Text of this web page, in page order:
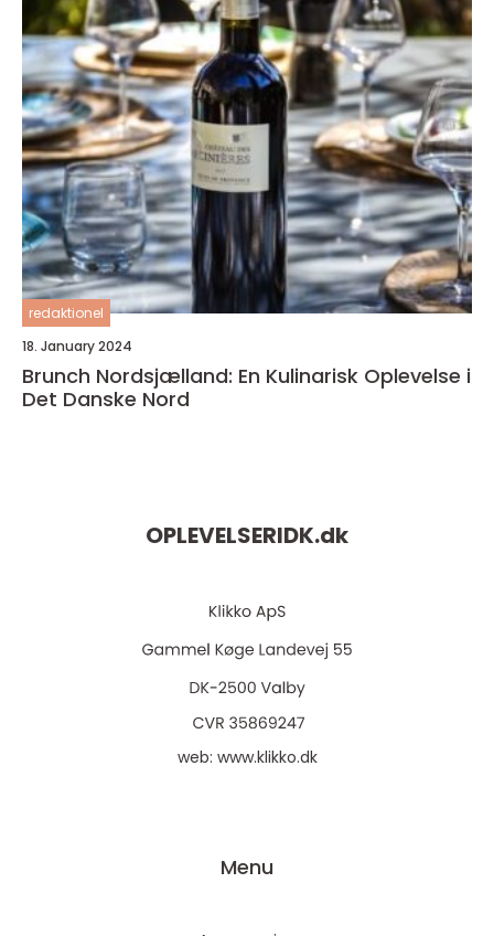
redaktionel
18. January 2024
Brunch Nordsjælland: En Kulinarisk Oplevelse i
Det Danske Nord
OPLEVELSERIDK.dk
web: www.klikko.dk
Menu